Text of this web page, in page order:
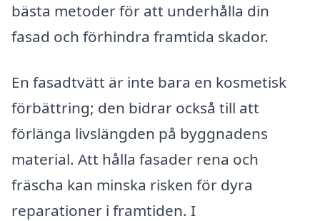
bästa metoder för att underhålla din
fasad och förhindra framtida skador.
En fasadtvätt är inte bara en kosmetisk
förbättring; den bidrar också till att
förlänga livslängden på byggnadens
material. Att hålla fasader rena och
fräscha kan minska risken för dyra
reparationer i framtiden. I